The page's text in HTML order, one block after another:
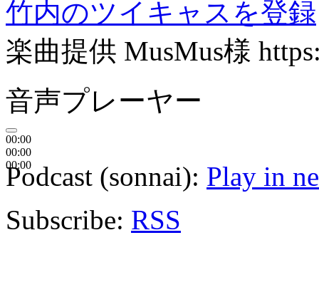
竹内のツイキャスを登録
楽曲提供 MusMus様
音声プレーヤー
00:00
00:00
00:00
Podcast (sonnai): Play in
Subscribe: RSS